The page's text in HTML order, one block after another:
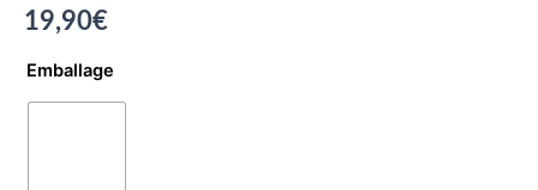
19,90€
Emballage